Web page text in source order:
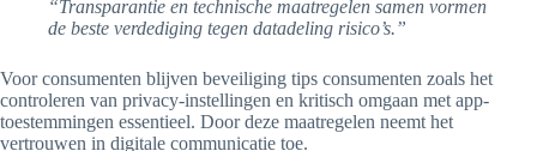
“Transparantie en technische maatregelen samen vormen
de beste verdediging tegen datadeling risico’s.”
Voor consumenten blijven beveiliging tips consumenten zoals het
controleren van privacy-instellingen en kritisch omgaan met app-
toestemmingen essentieel. Door deze maatregelen neemt het
vertrouwen in digitale communicatie toe.